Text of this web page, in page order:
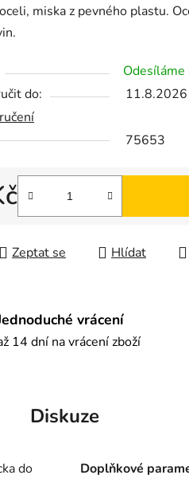
miska z pevného plastu.
Odesíláme
do:
11.8.2026
75653
Zeptat se Hlídat
vrácení
14 dní na vrácení zboží
Diskuze
do
Doplňkové